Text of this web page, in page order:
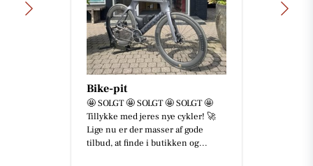
Bike-pit
🤩 SOLGT 🤩 SOLGT 🤩 SOLGT 🤩
Tillykke med jeres nye cykler! 🚀
Lige nu er der masser af gode
tilbud, at finde i butikken og...